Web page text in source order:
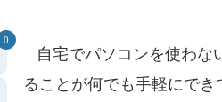
0
自宅でパソコンを使わな
ることが何でも手軽にで